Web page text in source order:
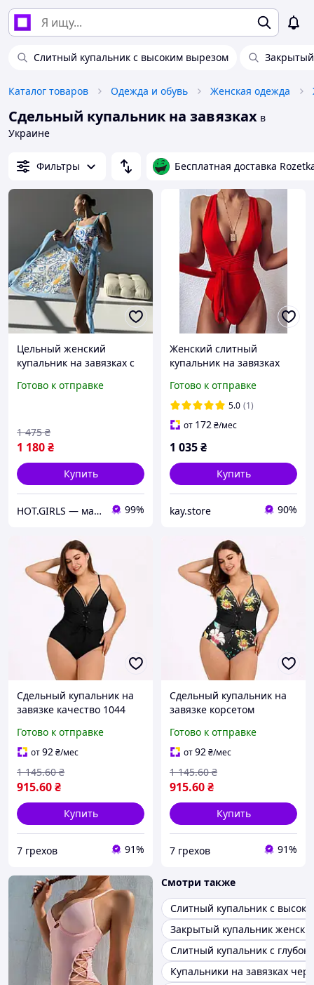
Слитный купальник с высоким вырезом
Каталог товаров Одежда и обувь Женская одежда
Сдельный купальник на завязках в
Украине
Фильтры Бесплатная доставка
Цельный женский
купальник на завязках с
красивым принтом
Готово к отправке
1 180₴
1 475 ₴
Купить
HOT.GIRLS — магазин женского белья, купальников и стильных образов для уверенных в себе девушек. 99%
Женский слитный
купальник на завязках
Готово к отправке
5.0 (1)
от 172₴/мес
1 035₴
Купить
kay.store 90%
Сдельный купальник на
завязке качество 1044
Готово к отправке
от92₴/мес
915.60₴
1 145.60 ₴
Купить
7 грехов 91%
Сдельный купальник на
завязке корсетом
Готово к отправке
от92₴/мес
915.60₴
1 145.60 ₴
Купить
7 грехов 91%
Смотри также
Слитный купальник с
Закрытый купальник
Слитный купальник с
Купальники на завязках